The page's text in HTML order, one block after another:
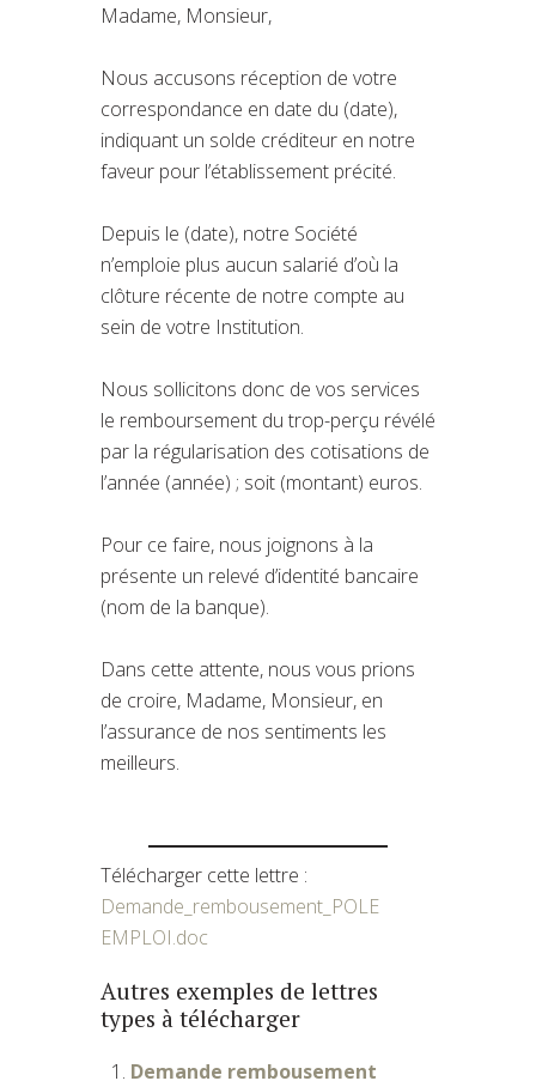
Madame, Monsieur,
Nous accusons réception de votre
correspondance en date du (date),
indiquant un solde créditeur en notre
faveur pour l’établissement précité.
Depuis le (date), notre Société
n’emploie plus aucun salarié d’où la
clôture récente de notre compte au
sein de votre Institution.
Nous sollicitons donc de vos services
le remboursement du trop-perçu révélé
par la régularisation des cotisations de
l’année (année) ; soit (montant) euros.
Pour ce faire, nous joignons à la
présente un relevé d’identité bancaire
(nom de la banque).
Dans cette attente, nous vous prions
de croire, Madame, Monsieur, en
l’assurance de nos sentiments les
meilleurs.
Télécharger cette lettre :
Demande_rembousement_POLE
EMPLOI.doc
Autres exemples de lettres
types à télécharger
Demande rembousement